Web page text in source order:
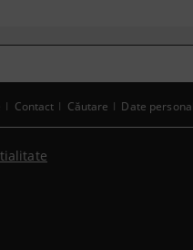
Contact Căutare Date